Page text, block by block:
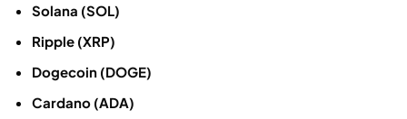
Solana (SOL)
Ripple (XRP)
Dogecoin (DOGE)
Cardano (ADA)